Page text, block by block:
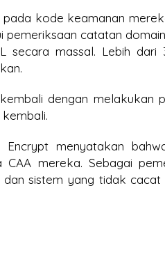
pada kode keamanan
pemeriksaan catatan
secara massal. Lebih dari
dengan melakukan
Encrypt menyatakan
mereka. Sebagai
sistem yang tidak cacat